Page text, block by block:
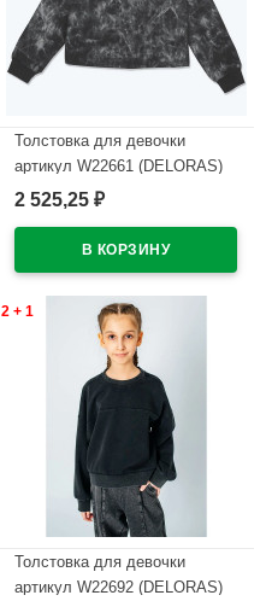
Толстовка для девочки
артикул W22661 (DELORAS)
размер цвет черный
2 525,25 ₽
2 + 1
Толстовка для девочки
артикул W22692 (DELORAS)